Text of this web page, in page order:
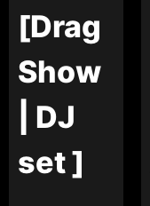
[Drag
Show
| DJ
set ]